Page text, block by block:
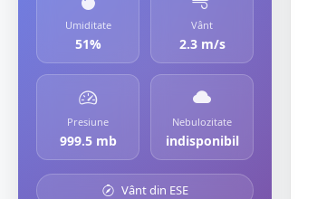
Umiditate
51%
Vânt
2.3 m/s
Presiune
999.5 mb
Nebulozitate
indisponibil
Vânt din ESE